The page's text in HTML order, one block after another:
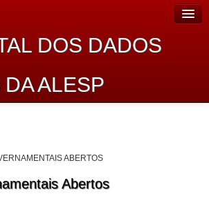
DOS DADOS
ALESP
ABERTOS
Abertos